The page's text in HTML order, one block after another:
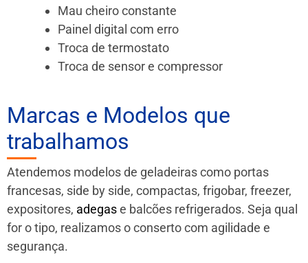
Mau cheiro constante
Painel digital com erro
Troca de termostato
Troca de sensor e compressor
Marcas e Modelos que
trabalhamos
Atendemos modelos de geladeiras como portas
francesas, side by side, compactas, frigobar, freezer,
expositores, adegase balcões refrigerados. Seja qual
for o tipo, realizamos o conserto com agilidade e
segurança.